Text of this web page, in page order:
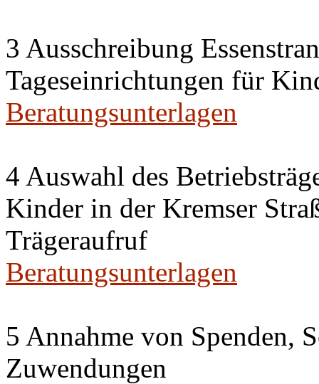
3 Ausschreibung
Tageseinrichtungen für
Beratungsunterlagen
4 Auswahl des
Kinder in der Kremser
Trägeraufruf
Beratungsunterlagen
5 Annahme von Spenden,
Zuwendungen